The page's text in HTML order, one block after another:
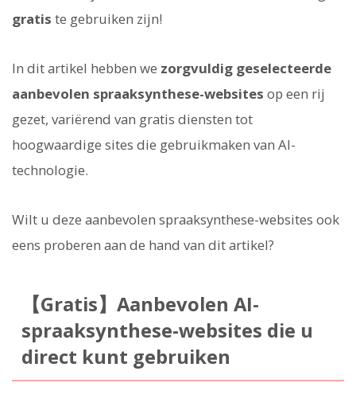
gratis te gebruiken zijn!
In dit artikel hebben we zorgvuldig geselecteerde
aanbevolen spraaksynthese-websites op een rij
gezet, variërend van gratis diensten tot
hoogwaardige sites die gebruikmaken van AI-
technologie.
Wilt u deze aanbevolen spraaksynthese-websites ook
eens proberen aan de hand van dit artikel?
【Gratis】Aanbevolen AI-
spraaksynthese-websites die u
direct kunt gebruiken